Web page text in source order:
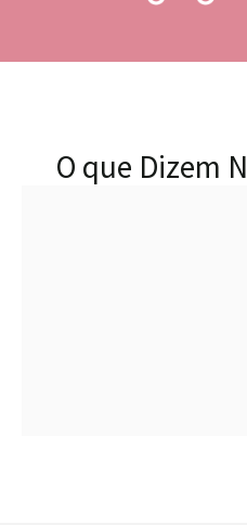
O que Dizem